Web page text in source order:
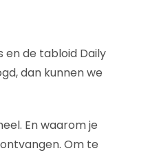
en de tabloid Daily
dan kunnen we
En waarom je
Om te